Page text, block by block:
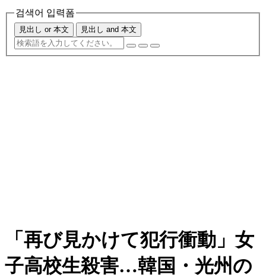
검색어 입력폼
見出し or 本文 見出し and 本文
「再び見かけて犯行衝動」女
子高校生殺害…韓国・光州の